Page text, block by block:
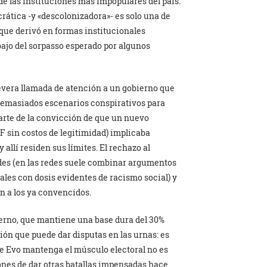
-y «descolonizadora»- es solo una de
derivó en formas institucionales
del sorpasso esperado por algunos
llamada de atención a un gobierno que
escenarios conspirativos para
de la convicción de que un nuevo
sin costos de legitimidad) implicaba
allí residen sus límites. El rechazo al
(en las redes suele combinar argumentos
con dosis evidentes de racismo social) y
a los ya convencidos.
que mantiene una base dura del 30%
que puede dar disputas en las urnas: es
Evo mantenga el músculo electoral no es
de dar otras batallas impensadas hace